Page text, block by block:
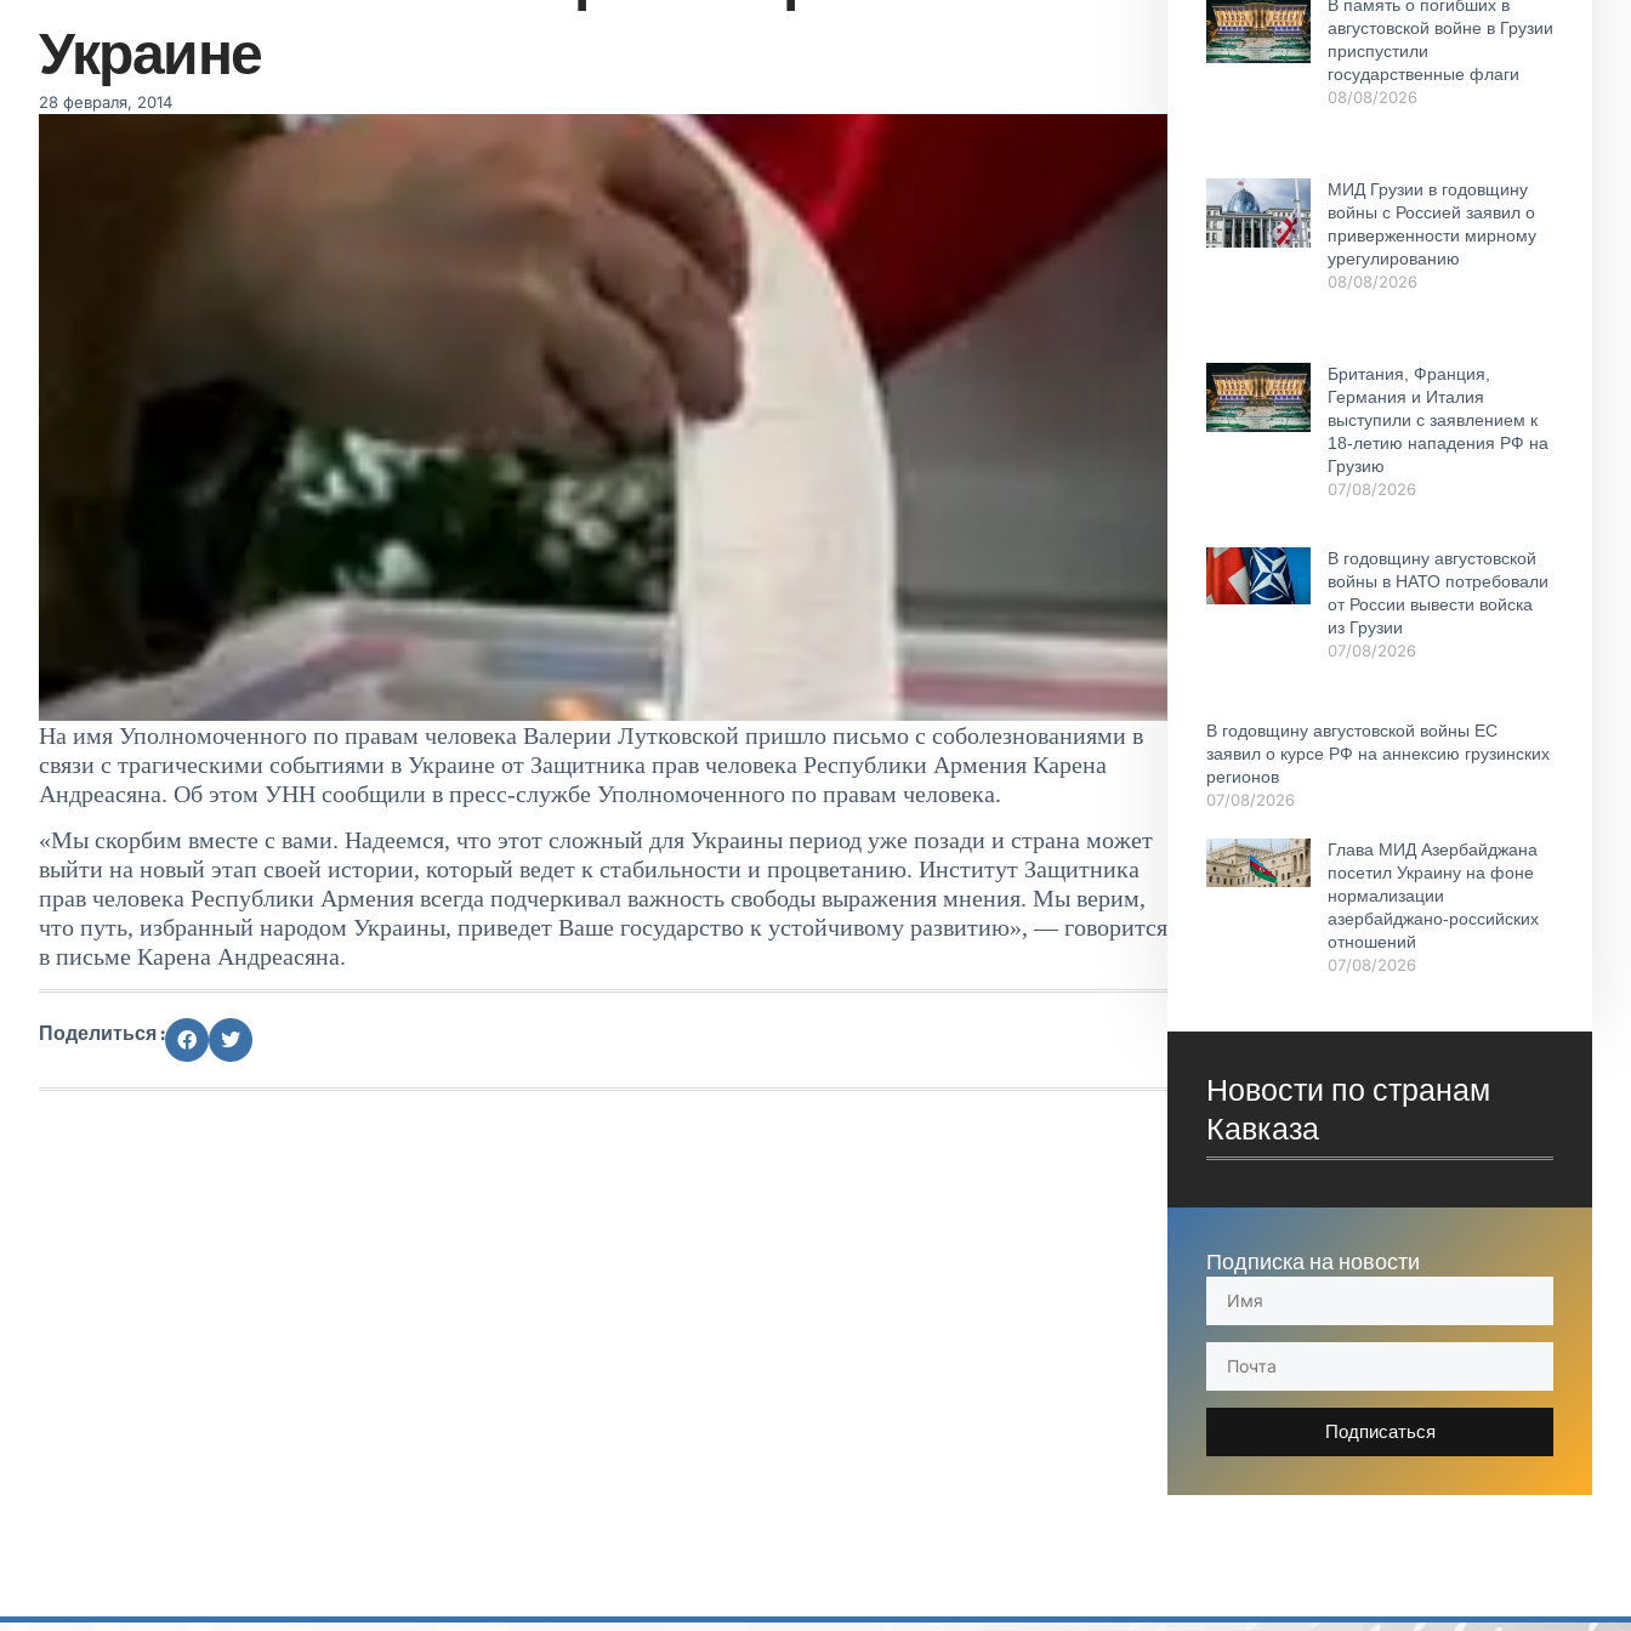
Украине
28 февраля, 2014
На имя Уполномоченного по правам человека Валерии Лутковской пришло письмо с соболезнованиями в
связи с трагическими событиями в Украине от Защитника прав человека Республики Армения Карена
Андреасяна. Об этом УНН сообщили в пресс-службе Уполномоченного по правам человека.
«Мы скорбим вместе с вами. Надеемся, что этот сложный для Украины период уже позади и страна может
выйти на новый этап своей истории, который ведет к стабильности и процветанию. Институт Защитника
прав человека Республики Армения всегда подчеркивал важность свободы выражения мнения. Мы верим,
что путь, избранный народом Украины, приведет Ваше государство к устойчивому развитию», — говорится
в письме Карена Андреасяна.
Поделиться :
В память о погибших в
августовской войне в Грузии
приспустили
государственные флаги
08/08/2026
МИД Грузии в годовщину
войны с Россией заявил о
приверженности мирному
урегулированию
08/08/2026
Британия, Франция,
Германия и Италия
выступили с заявлением к
18-летию нападения РФ на
Грузию
07/08/2026
В годовщину августовской
войны в НАТО потребовали
от России вывести войска
из Грузии
07/08/2026
В годовщину августовской войны ЕС
заявил о курсе РФ на аннексию грузинских
регионов
07/08/2026
Глава МИД Азербайджана
посетил Украину на фоне
нормализации
азербайджано-российских
отношений
07/08/2026
Новости по странам
Кавказа
Подписка на новости
Подписаться